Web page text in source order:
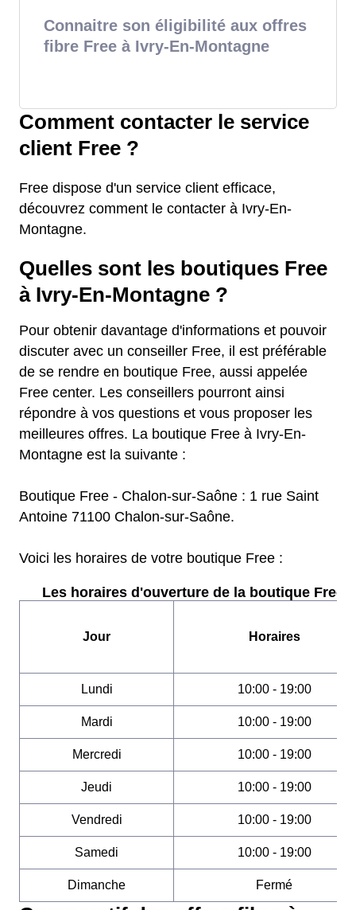
Connaitre son éligibilité aux offres
fibre Free à Ivry-En-Montagne
Comment contacter le service
client Free ?
Free dispose d'un service client efficace,
découvrez comment le contacter à Ivry-En-
Montagne.
Quelles sont les boutiques Free
à Ivry-En-Montagne ?
Pour obtenir davantage d'informations et pouvoir
discuter avec un conseiller Free, il est préférable
de se rendre en boutique Free, aussi appelée
Free center. Les conseillers pourront ainsi
répondre à vos questions et vous proposer les
meilleures offres. La boutique Free à Ivry-En-
Montagne est la suivante :
Boutique Free - Chalon-sur-Saône : 1 rue Saint
Antoine 71100 Chalon-sur-Saône.
Voici les horaires de votre boutique Free :
Les horaires d'ouverture de la boutique Free :
Jour Horaires
Lundi 10:00 - 19:00
Mardi 10:00 - 19:00
Mercredi 10:00 - 19:00
Jeudi 10:00 - 19:00
Vendredi 10:00 - 19:00
Samedi 10:00 - 19:00
Dimanche Fermé